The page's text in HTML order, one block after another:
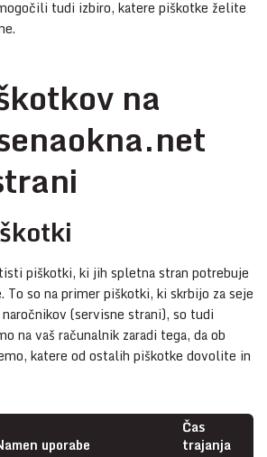
tudi izbiro, katere piškotke želite
na
piškotki, ki jih spletna stran potrebuje
To so na primer piškotki, ki skrbijo za seje
(servisne strani), so tudi
na vaš računalnik zaradi tega, da ob
katere od ostalih piškotke dovolite in
uporabe
Čas
trajanja